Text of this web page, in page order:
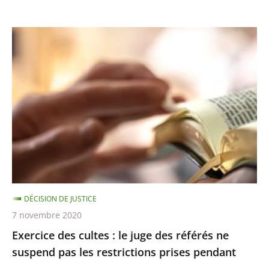
Exercice
cultes
le
juge
des
référés
suspend
pas
les
restrictions
prises
Exercice des cultes : le juge des référés ne
suspend pas les restrictions prises pendant
DÉCISION DE JUSTICE
7 novembre 2020